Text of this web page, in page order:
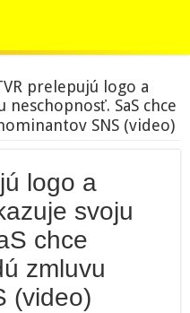
prelepujú logo a
SaS chce
SNS (video)
logo a
svoju
chce
zmluvu
(video)